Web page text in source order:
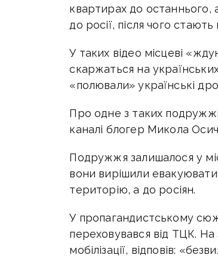
квартирах до
до росії, після чого
У таких відео місцеві
скаржаться на
«полювали» українські
Про одне з таких
каналі блогер Микола
Подружжя залишалося у
вони вирішили
територію, а до росіян.
У пропагандистському
переховувався від ТЦК.
мобілізації, відповів: